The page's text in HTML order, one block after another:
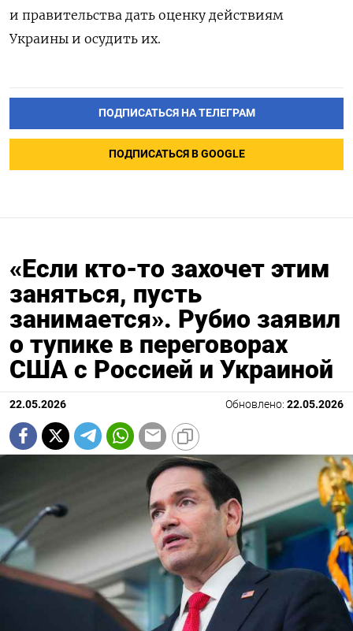
и правительства дать оценку действиям
Украины и осудить их.
ПОДПИСАТЬСЯ НА ТЕЛЕГРАМ
ПОДПИСАТЬСЯ В GOOGLE
«Если кто-то захочет этим
заняться, пусть
занимается». Рубио заявил
о тупике в переговорах
США с Россией и Украиной
22.05.2026 Обновлено: 22.05.2026